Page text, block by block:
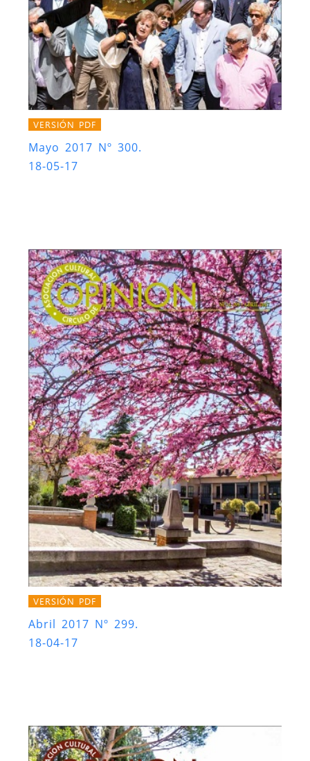
VERSIÓN PDF
Mayo 2017 Nº 300.
18-05-17
VERSIÓN PDF
Abril 2017 Nº 299.
18-04-17